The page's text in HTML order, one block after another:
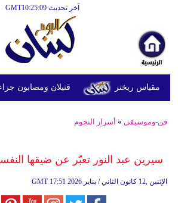
آخر تحديث GMT10:25:09
قتيلان ومصابون جراء 14 غارة إسرائيلية على شرق وجنوب لبنان
فن-وموسيقى » أسرار النجوم
سيرين عبد النور تعبّر عن ضيقها
GMT 17:51 2026 الإثنين ,12 كانون الثاني / يناير